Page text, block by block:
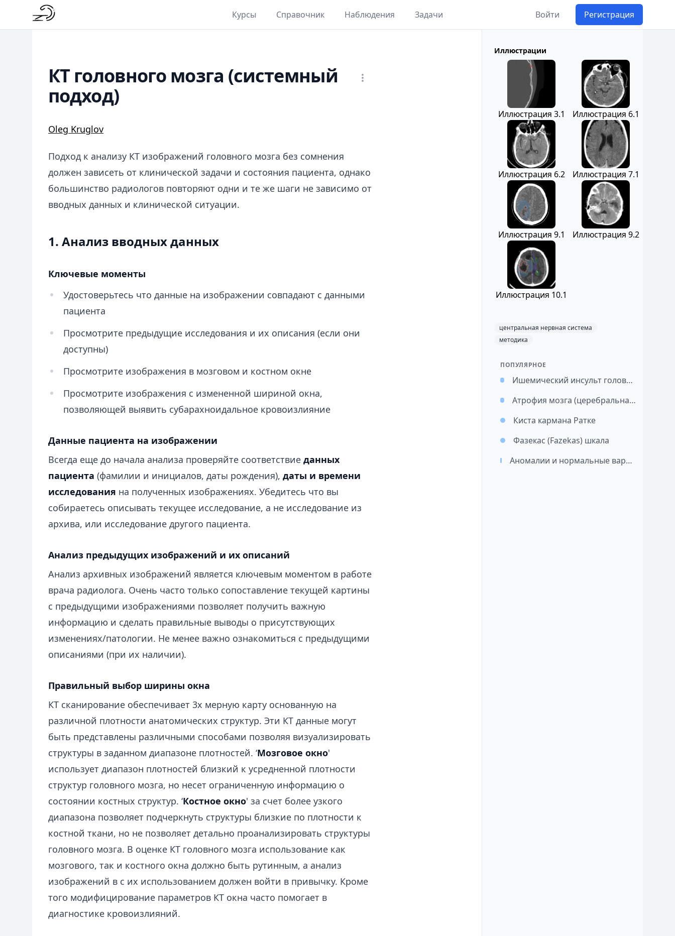
Курсы Справочник Наблюдения Задачи Войти Регистрация
КТ головного мозга (системный
подход)
Oleg Kruglov
Подход к анализу КТ изображений головного мозга без сомнения
должен зависеть от клинической задачи и состояния пациента, однако
большинство радиологов повторяют одни и те же шаги не зависимо от
вводных данных и клинической ситуации.
1. Анализ вводных данных
Ключевые моменты
Удостоверьтесь что данные на изображении совпадают с данными
пациента
Просмотрите предыдущие исследования и их описания (если они
доступны)
Просмотрите изображения в мозговом и костном окне
Просмотрите изображения с измененной шириной окна,
позволяющей выявить субарахноидальное кровоизлияние
Данные пациента на изображении
Всегда еще до начала анализа проверяйте соответствие данных
пациента (фамилии и инициалов, даты рождения), даты и времени
исследования на полученных изображениях. Убедитесь что вы
собираетесь описывать текущее исследование, а не исследование из
архива, или исследование другого пациента.
Анализ предыдущих изображений и их описаний
Анализ архивных изображений является ключевым моментом в работе
врача радиолога. Очень часто только сопоставление текущей картины
с предыдущими изображениями позволяет получить важную
информацию и сделать правильные выводы о присутствующих
изменениях/патологии. Не менее важно ознакомиться с предыдущими
описаниями (при их наличии).
Правильный выбор ширины окна
КТ сканирование обеспечивает 3х мерную карту основанную на
различной плотности анатомических структур. Эти КТ данные могут
быть представлены различными способами позволяя визуализировать
структуры в заданном диапазоне плотностей. ‘Мозговое окно'
использует диапазон плотностей близкий к усредненной плотности
структур головного мозга, но несет ограниченную информацию о
состоянии костных структур. ‘Костное окно' за счет более узкого
диапазона позволяет подчеркнуть структуры близкие по плотности к
костной ткани, но не позволяет детально проанализировать структуры
головного мозга. В оценке КТ головного мозга использование как
мозгового, так и костного окна должно быть рутинным, а анализ
изображений в с их использованием должен войти в привычку. Кроме
того модифицирование параметров КТ окна часто помогает в
диагностике кровоизлияний.
Иллюстрации
Иллюстрация 3.1 Иллюстрация 6.1
Иллюстрация 6.2 Иллюстрация 7.1
Иллюстрация 9.1 Иллюстрация 9.2
Иллюстрация 10.1
центральная нервная система
методика
ПОПУЛЯРНОЕ
Ишемический инсульт головного мозга
Атрофия мозга (церебральная атрофия)
Киста кармана Ратке
Фазекас (Fazekas) шкала
Аномалии и нормальные варианты внутричерепных артерий: подход к классификации и значимость